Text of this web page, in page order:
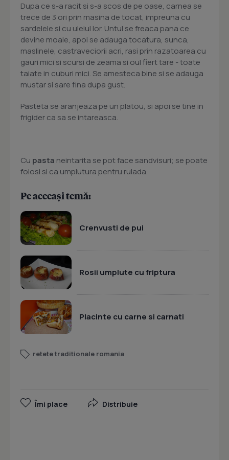
Dupa ce s-a racit si s-a scos de pe oase, carnea se
trece de 3 ori prin masina de tocat, impreuna cu
sardelele si cu uleiul lor. Untul se freaca pana ce
devine moale, apoi se adauga tocatura, sunca,
maslinele, castraveciorii acri, rasi prin razatoarea cu
gauri mici si scursi de zeama si oul fiert tare - toate
taiate in cuburi mici. Se amesteca bine si se adauga
mustar si sare fina dupa gust.
Pasteta se aranjeaza pe un platou, si apoi se tine in
frigider ca sa se intareasca.
Cu pasta neintarita se pot face sandvisuri; se poate
folosi si ca umplutura pentru rulada.
Pe aceeași temă:
Crenvusti de pui
Rosii umplute cu friptura
Placinte cu carne si carnati
retete traditionale romania
Îmi place Distribuie